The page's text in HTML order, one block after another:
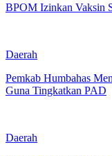
BPOM Izinkan Vaksin
Daerah
Pemkab Humbahas
Guna Tingkatkan PAD
Daerah